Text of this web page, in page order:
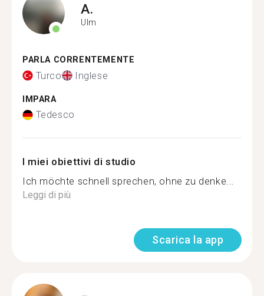
A.
Ulm
PARLA CORRENTEMENTE
Turco Inglese
IMPARA
Tedesco
I miei obiettivi di studio
Ich möchte schnell sprechen, ohne zu denke...
Leggi di più
Scarica la app